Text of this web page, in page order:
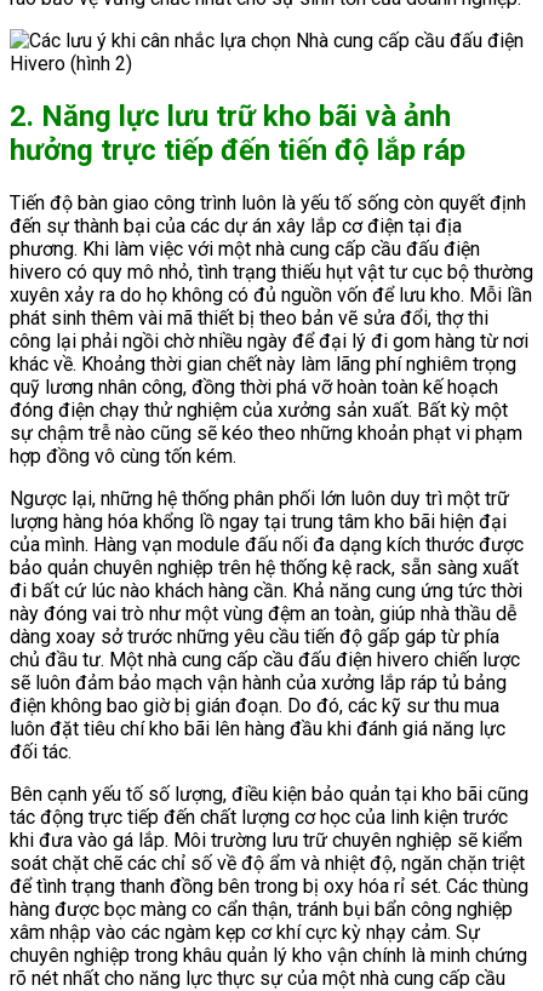
2. Năng lực lưu trữ kho bãi và ảnh
hưởng trực tiếp đến tiến độ lắp ráp
Tiến độ bàn giao công trình luôn là yếu tố sống còn quyết định
đến sự thành bại của các dự án xây lắp cơ điện tại địa
phương. Khi làm việc với một nhà cung cấp cầu đấu điện
hivero có quy mô nhỏ, tình trạng thiếu hụt vật tư cục bộ thường
xuyên xảy ra do họ không có đủ nguồn vốn để lưu kho. Mỗi lần
phát sinh thêm vài mã thiết bị theo bản vẽ sửa đổi, thợ thi
công lại phải ngồi chờ nhiều ngày để đại lý đi gom hàng từ nơi
khác về. Khoảng thời gian chết này làm lãng phí nghiêm trọng
quỹ lương nhân công, đồng thời phá vỡ hoàn toàn kế hoạch
đóng điện chạy thử nghiệm của xưởng sản xuất. Bất kỳ một
sự chậm trễ nào cũng sẽ kéo theo những khoản phạt vi phạm
hợp đồng vô cùng tốn kém.
Ngược lại, những hệ thống phân phối lớn luôn duy trì một trữ
lượng hàng hóa khổng lồ ngay tại trung tâm kho bãi hiện đại
của mình. Hàng vạn module đấu nối đa dạng kích thước được
bảo quản chuyên nghiệp trên hệ thống kệ rack, sẵn sàng xuất
đi bất cứ lúc nào khách hàng cần. Khả năng cung ứng tức thời
này đóng vai trò như một vùng đệm an toàn, giúp nhà thầu dễ
dàng xoay sở trước những yêu cầu tiến độ gấp gáp từ phía
chủ đầu tư. Một nhà cung cấp cầu đấu điện hivero chiến lược
sẽ luôn đảm bảo mạch vận hành của xưởng lắp ráp tủ bảng
điện không bao giờ bị gián đoạn. Do đó, các kỹ sư thu mua
luôn đặt tiêu chí kho bãi lên hàng đầu khi đánh giá năng lực
đối tác.
Bên cạnh yếu tố số lượng, điều kiện bảo quản tại kho bãi cũng
tác động trực tiếp đến chất lượng cơ học của linh kiện trước
khi đưa vào gá lắp. Môi trường lưu trữ chuyên nghiệp sẽ kiểm
soát chặt chẽ các chỉ số về độ ẩm và nhiệt độ, ngăn chặn triệt
để tình trạng thanh đồng bên trong bị oxy hóa rỉ sét. Các thùng
hàng được bọc màng co cẩn thận, tránh bụi bẩn công nghiệp
xâm nhập vào các ngàm kẹp cơ khí cực kỳ nhạy cảm. Sự
chuyên nghiệp trong khâu quản lý kho vận chính là minh chứng
rõ nét nhất cho năng lực thực sự của một nhà cung cấp cầu